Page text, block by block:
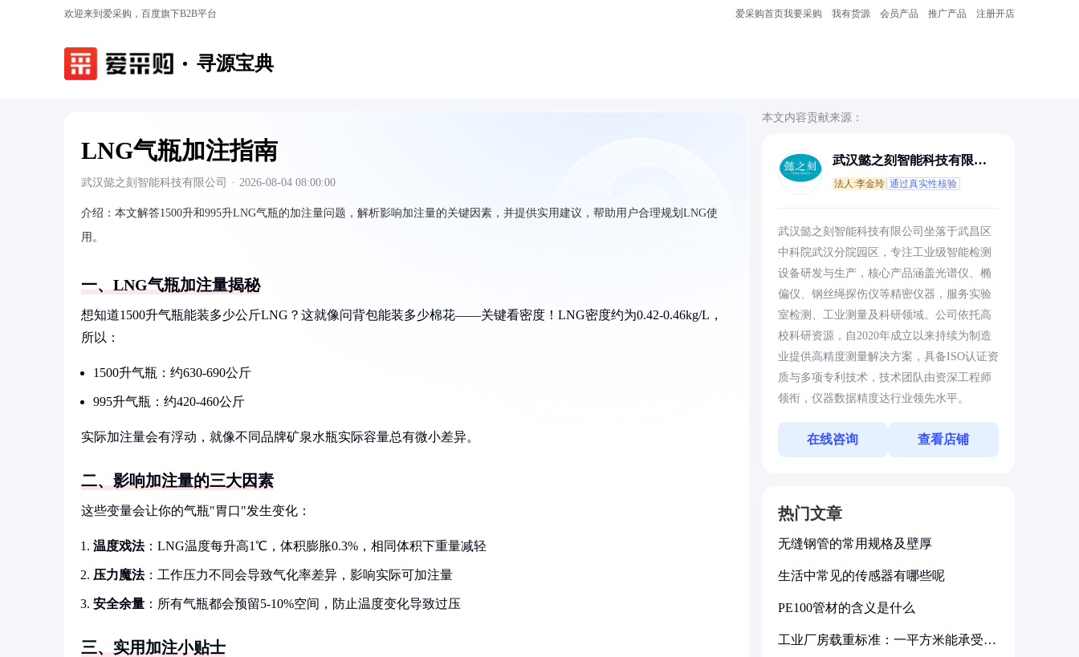
欢迎来到爱采购，百度旗下B2B平台 爱采购首页我要采购 我有货源 会员产品 推广产品 注册开店
寻源宝典
LNG气瓶加注指南
武汉懿之刻智能科技有限公司 · 2026-08-04 08:00:00
介绍： 本文解答1500升和995升LNG气瓶的加注量问题，解析影响加注量的关键因素，并提供实用建议，帮助用户合理规划LNG使
用。
一、LNG气瓶加注量揭秘
想知道1500升气瓶能装多少公斤LNG？这就像问背包能装多少棉花——关键看密度！LNG密度约为0.42-0.46kg/L，
所以：
1500升气瓶：约630-690公斤
995升气瓶：约420-460公斤
实际加注量会有浮动，就像不同品牌矿泉水瓶实际容量总有微小差异。
二、影响加注量的三大因素
这些变量会让你的气瓶"胃口"发生变化：
温度戏法：LNG温度每升高1℃，体积膨胀0.3%，相同体积下重量减轻
压力魔法：工作压力不同会导致气化率差异，影响实际可加注量
安全余量 ：所有气瓶都会预留5-10%空间，防止温度变化导致过压
三、实用加注小贴士
本文内容贡献来源：
武汉懿之刻智能科技有限公
法人:李金玲 通过真实性核验
武汉懿之刻智能科技有限公司坐落于武昌区
中科院武汉分院园区，专注工业级智能检测
设备研发与生产，核心产品涵盖光谱仪、椭
偏仪、钢丝绳探伤仪等精密仪器，服务实验
室检测、工业测量及科研领域。公司依托高
校科研资源，自2020年成立以来持续为制造
业提供高精度测量解决方案，具备ISO认证资
质与多项专利技术，技术团队由资深工程师
领衔，仪器数据精度达行业领先水平。
在线咨询 查看店铺
热门文章
无缝钢管的常用规格及壁厚
生活中常见的传感器有哪些呢
PE100管材的含义是什么
工业厂房载重标准：一平方米能承受多